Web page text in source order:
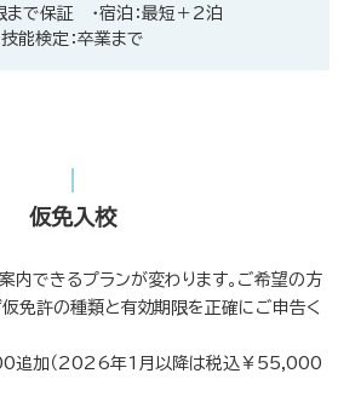
まで保証 ・宿泊：最短＋2泊
能検定：卒業まで
仮免入校
内できるプランが変わります。ご希望の方
免許の種類と有効期限を正確にご申告く
追加（2026年1月以降は税込￥55,000